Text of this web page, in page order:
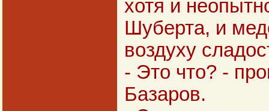
хотя и
Шуберта, и
воздуху
- Это что? -
Базаров.